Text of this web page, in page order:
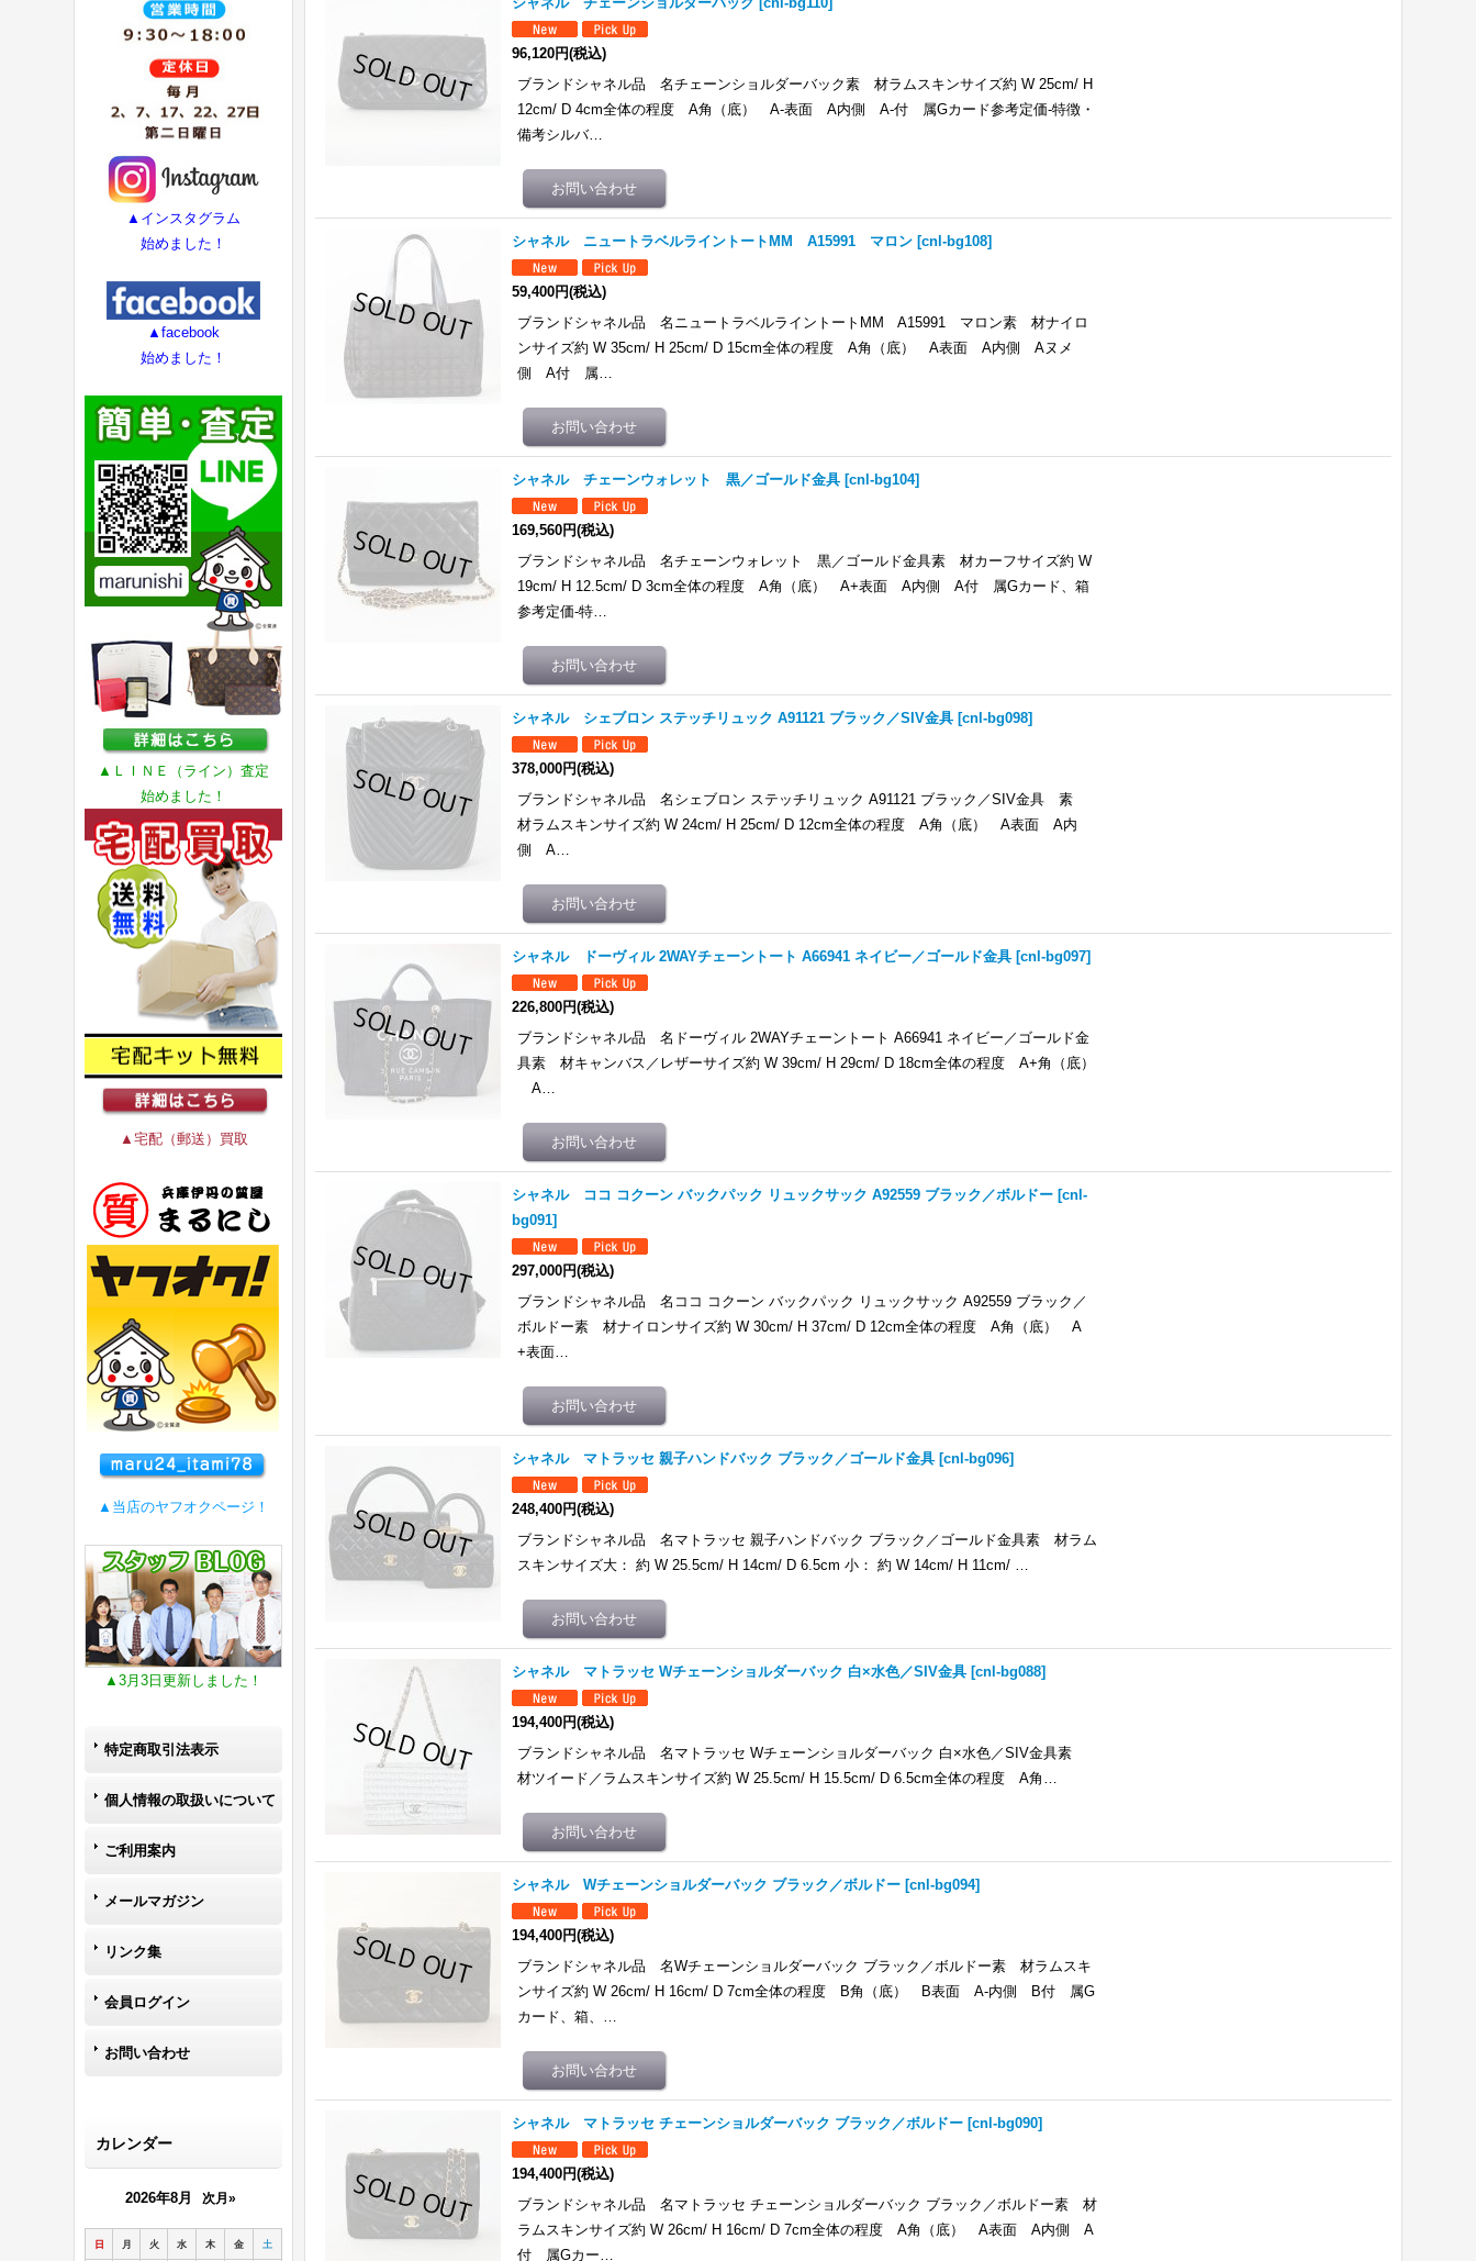
▲インスタグラム
始めました！
▲facebook
始めました！
▲ＬＩＮＥ（ライン）査定
始めました！
▲宅配（郵送）買取
▲当店のヤフオクページ！
▲3月3日更新しました！
特定商取引法表示
個人情報の取扱いについて
ご利用案内
メールマガジン
リンク集
会員ログイン
お問い合わせ
カレンダー
2026年8月 次月»
日 月 火 水 木 金 土
96,120円(税込)
ブランドシャネル品 名チェーンショルダーバック素 材ラムスキンサイズ約 W 25cm/ H
12cm/ D 4cm全体の程度 A角（底） A-表面 A内側 A-付 属Gカード参考定価-特徴・
備考シルバ…
シャネル ニュートラベルライントートMM A15991 マロン [cnl-bg108]
59,400円(税込)
ブランドシャネル品 名ニュートラベルライントートMM A15991 マロン素 材ナイロ
ンサイズ約 W 35cm/ H 25cm/ D 15cm全体の程度 A角（底） A表面 A内側 Aヌメ
側 A付 属…
シャネル チェーンウォレット 黒／ゴールド金具 [cnl-bg104]
169,560円(税込)
ブランドシャネル品 名チェーンウォレット 黒／ゴールド金具素 材カーフサイズ約 W
19cm/ H 12.5cm/ D 3cm全体の程度 A角（底） A+表面 A内側 A付 属Gカード、箱
参考定価-特…
シャネル シェブロン ステッチリュック A91121 ブラック／SIV金具 [cnl-bg098]
378,000円(税込)
ブランドシャネル品 名シェブロン ステッチリュック A91121 ブラック／SIV金具 素
材ラムスキンサイズ約 W 24cm/ H 25cm/ D 12cm全体の程度 A角（底） A表面 A内
側 A…
シャネル ドーヴィル 2WAYチェーントート A66941 ネイビー／ゴールド金具 [cnl-bg097]
226,800円(税込)
ブランドシャネル品 名ドーヴィル 2WAYチェーントート A66941 ネイビー／ゴールド金
具素 材キャンバス／レザーサイズ約 W 39cm/ H 29cm/ D 18cm全体の程度 A+角（底）
A…
シャネル ココ コクーン バックパック リュックサック A92559 ブラック／ボルドー [cnl-
bg091]
297,000円(税込)
ブランドシャネル品 名ココ コクーン バックパック リュックサック A92559 ブラック／
ボルドー素 材ナイロンサイズ約 W 30cm/ H 37cm/ D 12cm全体の程度 A角（底） A
+表面…
シャネル マトラッセ 親子ハンドバック ブラック／ゴールド金具 [cnl-bg096]
248,400円(税込)
ブランドシャネル品 名マトラッセ 親子ハンドバック ブラック／ゴールド金具素 材ラム
スキンサイズ大： 約 W 25.5cm/ H 14cm/ D 6.5cm 小： 約 W 14cm/ H 11cm/ …
シャネル マトラッセ Wチェーンショルダーバック 白×水色／SIV金具 [cnl-bg088]
194,400円(税込)
ブランドシャネル品 名マトラッセ Wチェーンショルダーバック 白×水色／SIV金具素
材ツイード／ラムスキンサイズ約 W 25.5cm/ H 15.5cm/ D 6.5cm全体の程度 A角…
シャネル Wチェーンショルダーバック ブラック／ボルドー [cnl-bg094]
194,400円(税込)
ブランドシャネル品 名Wチェーンショルダーバック ブラック／ボルドー素 材ラムスキ
ンサイズ約 W 26cm/ H 16cm/ D 7cm全体の程度 B角（底） B表面 A-内側 B付 属G
カード、箱、…
シャネル マトラッセ チェーンショルダーバック ブラック／ボルドー [cnl-bg090]
194,400円(税込)
ブランドシャネル品 名マトラッセ チェーンショルダーバック ブラック／ボルドー素 材
ラムスキンサイズ約 W 26cm/ H 16cm/ D 7cm全体の程度 A角（底） A表面 A内側 A
付 属Gカー…